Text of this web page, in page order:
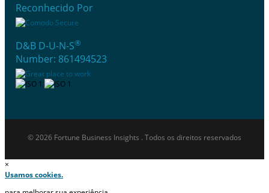
Reconhecido Por
D&B D-U-N-S®
Number: 861494523
© 2026 Fortune Business Insights . Todos os direitos reservados
×
Usamos cookies.